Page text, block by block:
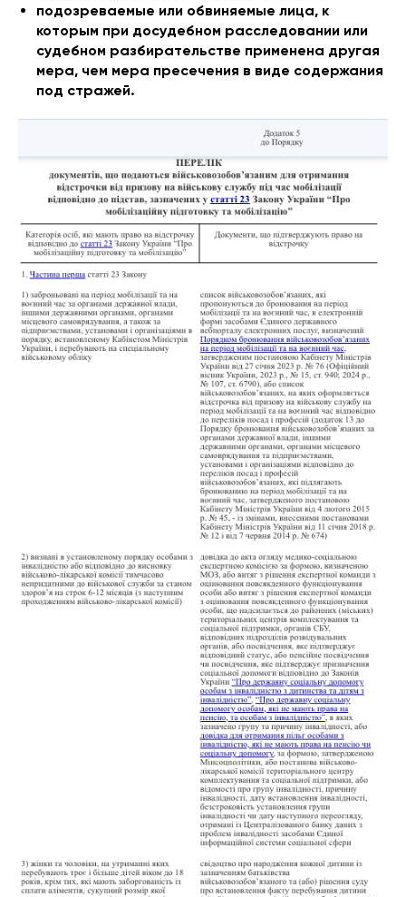
подозреваемые или обвиняемые лица, к
которым при досудебном расследовании или
судебном разбирательстве применена другая
мера, чем мера пресечения в виде содержания
под стражей.